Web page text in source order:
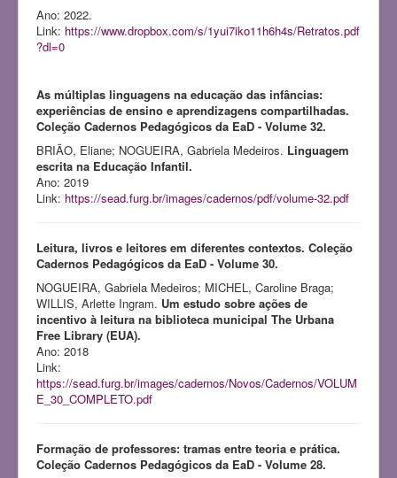
Ano: 2022.
Link: https://www.dropbox.com/s/1yui7iko11h6h4s/Retratos.pdf
?dl=0
As múltiplas linguagens na educação das infâncias:
experiências de ensino e aprendizagens compartilhadas.
Coleção Cadernos Pedagógicos da EaD - Volume 32.
BRIÃO, Eliane; NOGUEIRA, Gabriela Medeiros. Linguagem
escrita na Educação Infantil.
Ano: 2019
Link: https://sead.furg.br/images/cadernos/pdf/volume-32.pdf
Leitura, livros e leitores em diferentes contextos. Coleção
Cadernos Pedagógicos da EaD - Volume 30.
NOGUEIRA, Gabriela Medeiros; MICHEL, Caroline Braga;
WILLIS, Arlette Ingram. Um estudo sobre ações de
incentivo à leitura na biblioteca municipal The Urbana
Free Library (EUA).
Ano: 2018
Link:
https://sead.furg.br/images/cadernos/Novos/Cadernos/VOLUM
E_30_COMPLETO.pdf
Formação de professores: tramas entre teoria e prática.
Coleção Cadernos Pedagógicos da EaD - Volume 28.